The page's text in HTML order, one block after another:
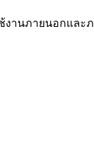
านภายนอกและ